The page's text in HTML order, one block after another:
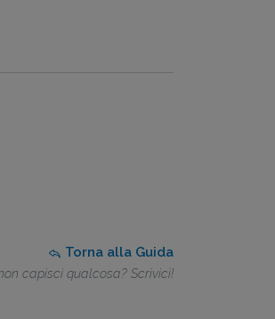
Torna alla Guida
capisci qualcosa? Scrivici!